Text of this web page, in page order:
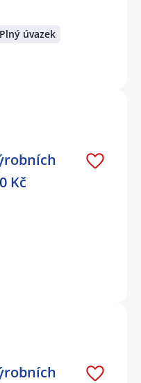
Plný úvazek
Kč